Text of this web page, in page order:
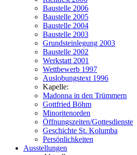
Baustelle 2006
Baustelle 2005
Baustelle 2004
Baustelle 2003
Grundsteinlegung 2003
Baustelle 2002
Werkstatt 2001
Wettbewerb 1997
Auslobungstext 1996
Kapelle:
Madonna in den Trümmern
Gottfried Böhm
Minoritenorden
Öffnungszeiten/Gottesdienste
Geschichte St. Kolumba
Persönlichkeiten
Ausstellungen